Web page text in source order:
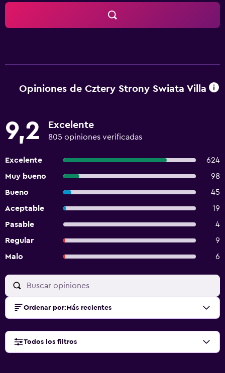
Opiniones de Cztery Strony Swiata Villa
9,2 Excelente
805 opiniones verificadas
Excelente
624
Muy bueno
98
Bueno
45
Aceptable
19
Pasable
4
Regular
9
Malo
6
Ordenar por: Más recientes
Todos los filtros